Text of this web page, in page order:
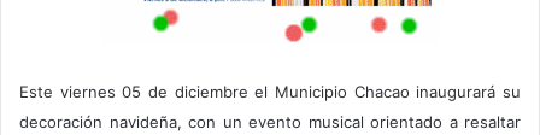
Este viernes 05 de diciembre el Municipio Chacao inaugurará su
decoración navideña, con un evento musical orientado a resaltar